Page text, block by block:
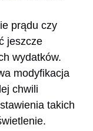
prądu czy
jeszcze
wydatków.
modyfikacja
chwili
takich